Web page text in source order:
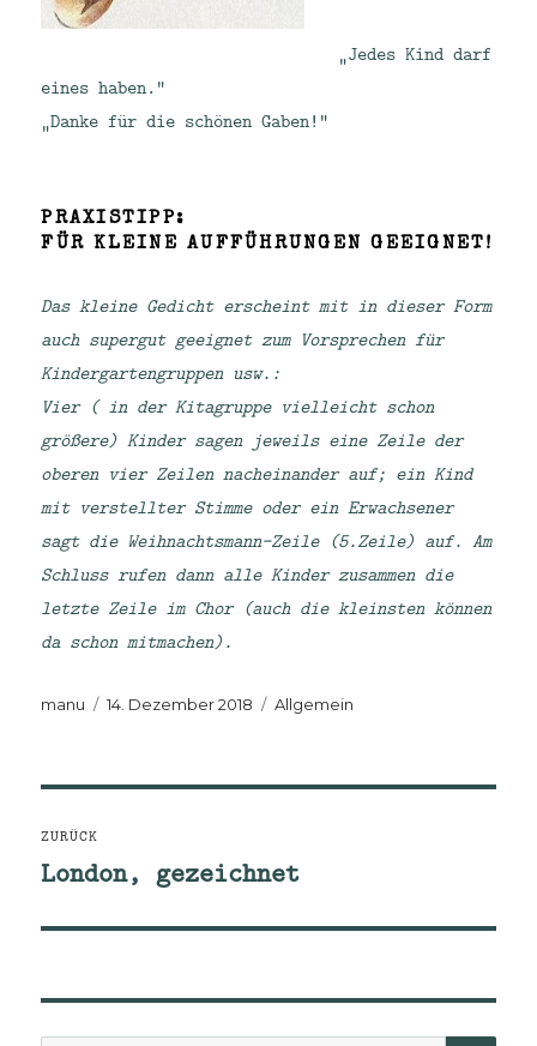
„Jedes Kind darf
eines haben.“
„Danke für die schönen Gaben!“
PRAXISTIPP:
FÜR KLEINE AUFFÜHRUNGEN GEEIGNET!
Das kleine Gedicht erscheint mit in dieser Form
auch supergut geeignet zum Vorsprechen für
Kindergartengruppen usw.:
Vier ( in der Kitagruppe vielleicht schon
größere) Kinder sagen jeweils eine Zeile der
oberen vier Zeilen nacheinander auf; ein Kind
mit verstellter Stimme oder ein Erwachsener
sagt die Weihnachtsmann-Zeile (5.Zeile) auf. Am
Schluss rufen dann alle Kinder zusammen die
letzte Zeile im Chor (auch die kleinsten können
da schon mitmachen).
Autor
manu
Veröffentlicht
14. Dezember 2018 Kategorien
Allgemein
ZURÜCK
Vorheriger
London, gezeichnet